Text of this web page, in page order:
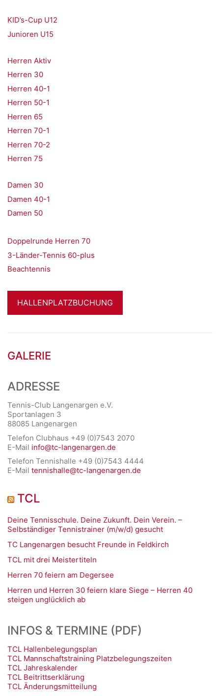
KID’s-Cup U12
Junioren U15
Herren Aktiv
Herren 30
Herren 40-1
Herren 50-1
Herren 65
Herren 70-1
Herren 70-2
Herren 75
Damen 30
Damen 40-1
Damen 50
Doppelrunde Herren 70
3-Länder-Tennis 60-plus
Beachtennis
HALLENPLATZBUCHUNG
GALERIE
ADRESSE
Tennis-Club Langenargen e.V.
Sportanlagen 3
88085 Langenargen
Telefon Clubhaus +49 (0)7543 2070
E-Mail info@tc-langenargen.de
Telefon Tennishalle +49 (0)7543 4444
E-Mail tennishalle@tc-langenargen.de
TCL
Deine Tennisschule. Deine Zukunft. Dein Verein. –
Selbständiger Tennistrainer (m/w/d) gesucht
TC Langenargen besucht Freunde in Feldkirch
TCL mit drei Meistertiteln
Herren 70 feiern am Degersee
Herren und Herren 30 feiern klare Siege – Herren 40
steigen unglücklich ab
INFOS & TERMINE (PDF)
TCL Hallenbelegungsplan
TCL Mannschaftstraining Platzbelegungszeiten
TCL Jahreskalender
TCL Beitrittserklärung
TCL Änderungsmitteilung